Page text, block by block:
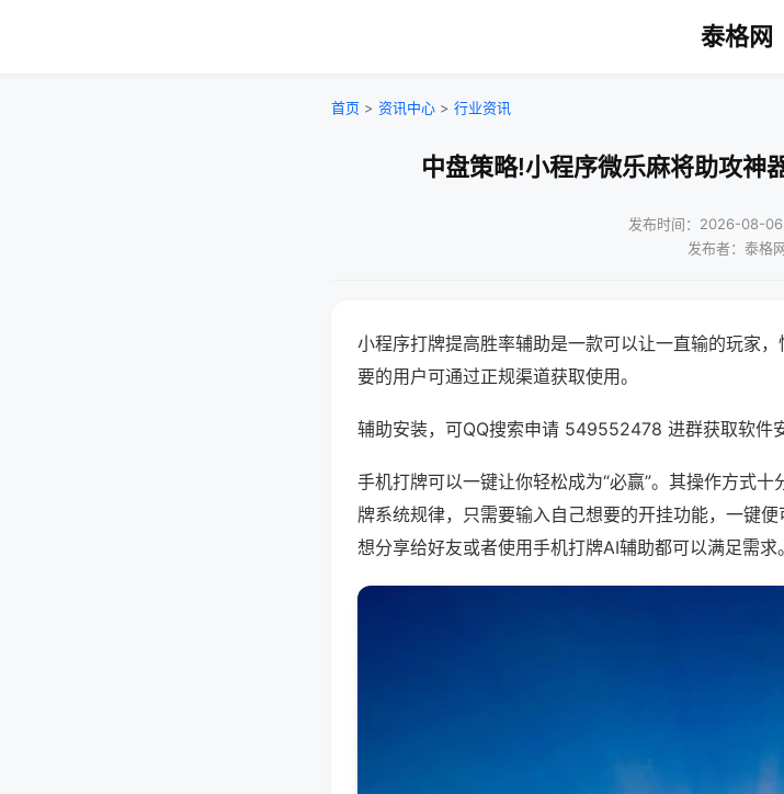
泰格网
首页 > 资讯中心 > 行业资讯
中盘策略!小程序微乐麻将助攻神
发布时间：2026-08-06
发布者：泰格
小程序打牌提高胜率辅助是一款可以让一直输的玩家
要的用户可通过正规渠道获取使用。
辅助安装，可QQ搜索申请 549552478 进群获取软件
手机打牌可以一键让你轻松成为“必赢”。其操作方式
牌系统规律，只需要输入自己想要的开挂功能，一键
想分享给好友或者使用手机打牌AI辅助都可以满足需求。